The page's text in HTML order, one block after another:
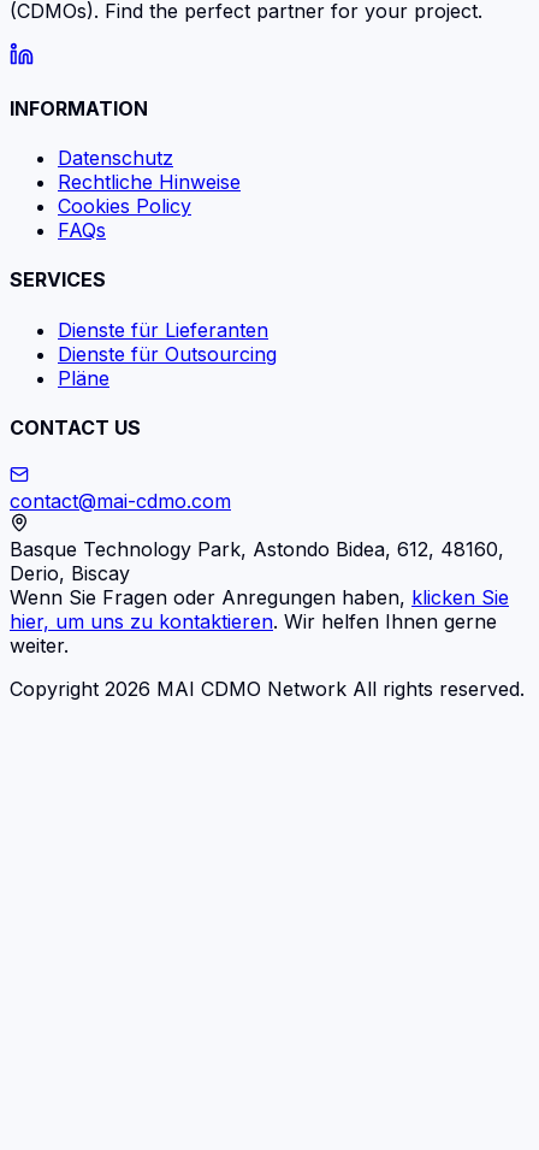
(CDMOs). Find the perfect partner for your project.
INFORMATION
Datenschutz
Rechtliche Hinweise
Cookies Policy
FAQs
SERVICES
Dienste für Lieferanten
Dienste für Outsourcing
Pläne
CONTACT US
contact@mai-cdmo.com
Basque Technology Park, Astondo Bidea, 612, 48160,
Derio, Biscay
Wenn Sie Fragen oder Anregungen haben, klicken Sie
hier, um uns zu kontaktieren. Wir helfen Ihnen gerne
weiter.
Copyright 2026 MAI CDMO Network All rights reserved.